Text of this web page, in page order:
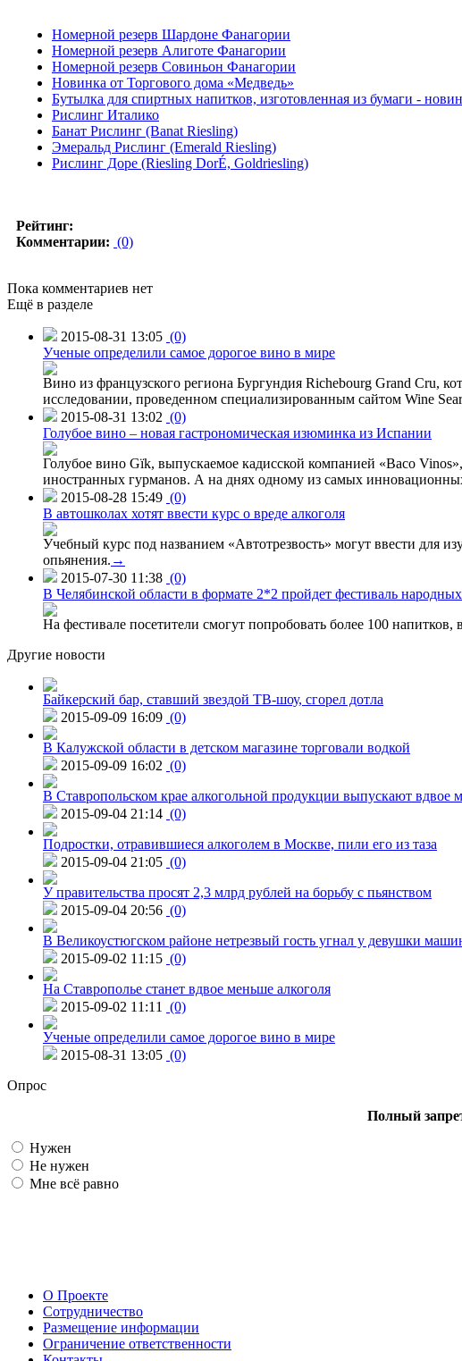
Номерной резерв Шардоне Фанагории
Номерной резерв Алиготе Фанагории
Номерной резерв Совиньон Фанагории
Новинка от Торгового дома «Медведь»
Бутылка для спиртных напитков, изготовленная из бумаги -
Рислинг Италико
Банат Рислинг (Banat Riesling)
Эмеральд Рислинг (Emerald Riesling)
Рислинг Доре (Riesling DorÉ, Goldriesling)
Рейтинг:
Комментарии: (0)
Пока комментариев нет
Ещё в разделе
2015-08-31 13:05 (0)
Ученые определили самое дорогое вино в мире
Вино из французского региона Бургундия Richebourg Grand Cru,
исследовании, проведенном специализированным сайтом Wine
2015-08-31 13:02 (0)
Голубое вино – новая гастрономическая изюминка из Испании
Голубое вино Gïk, выпускаемое кадисской компанией «Baco
иностранных гурманов. А на днях одному из самых
2015-08-28 15:49 (0)
В автошколах хотят ввести курс о вреде алкоголя
Учебный курс под названием «Автотрезвость» могут ввести для
опьянения. →
2015-07-30 11:38 (0)
В Челябинской области в формате 2*2 пройдет фестиваль
На фестивале посетители смогут попробовать более 100
Другие новости
Байкерский бар, ставший звездой ТВ-шоу, сгорел дотла
2015-09-09 16:09 (0)
В Калужской области в детском магазине торговали водкой
2015-09-09 16:02 (0)
В Ставропольском крае алкогольной продукции выпускают вдвое
2015-09-04 21:14 (0)
Подростки, отравившиеся алкоголем в Москве, пили его из таза
2015-09-04 21:05 (0)
У правительства просят 2,3 млрд рублей на борьбу с пьянством
2015-09-04 20:56 (0)
В Великоустюгском районе нетрезвый гость угнал у девушки
2015-09-02 11:15 (0)
На Ставрополье станет вдвое меньше алкоголя
2015-09-02 11:11
(0)
Ученые определили самое дорогое вино в мире
2015-08-31 13:05 (0)
Опрос
Полный
Нужен
Не нужен
Мне всё равно
О Проекте
Сотрудничество
Размещение информации
Ограничение ответственности